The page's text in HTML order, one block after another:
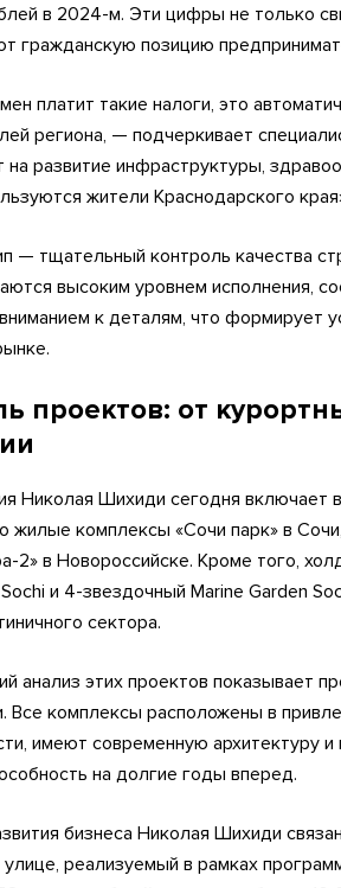
в 2024-м. Эти цифры не только
гражданскую позицию
платит такие налоги, это
региона, — подчеркивает
на развитие инфраструктуры,
жители Краснодарского
— тщательный контроль качества
высоким уровнем исполнения,
к деталям, что формирует
проектов: от
Николая Шихиди сегодня
жилые комплексы «Сочи парк» в
2» в Новороссийске. Кроме того,
и 4-звездочный Marine Garden
сектора.
анализ этих проектов показывает
Все комплексы расположены в
имеют современную архитектуру
на долгие годы вперед.
бизнеса Николая Шихиди
улице, реализуемый в рамках